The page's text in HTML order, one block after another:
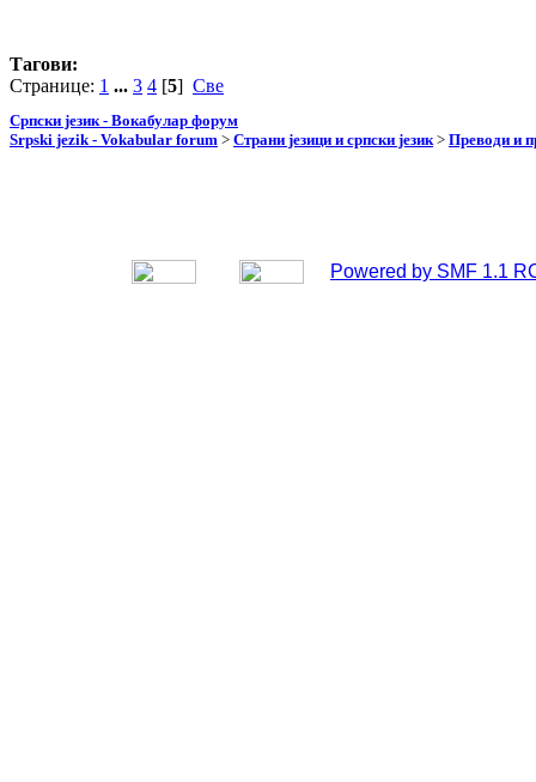
Тагови:
Странице: 1 ... 3 4 [5] Све
Српски језик - Вокабулар форум
Srpski jezik - Vokabular forum > Страни језици и српски језик> Преводи и
Powered by SMF 1.1